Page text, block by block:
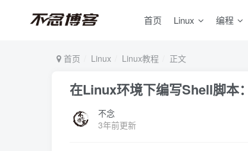
首页 Linux 编程
首页 Linux Linux教程 正文
在Linux环境下编写Shell脚本
不念
3年前更新